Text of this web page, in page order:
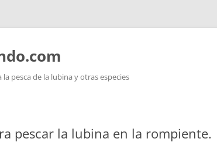
pesca de la lubina y otras especies
pescar la lubina en la rompiente.